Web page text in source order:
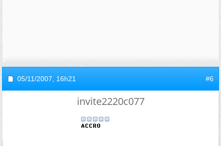
05/11/2007, 16h21 #6
invite2220c077